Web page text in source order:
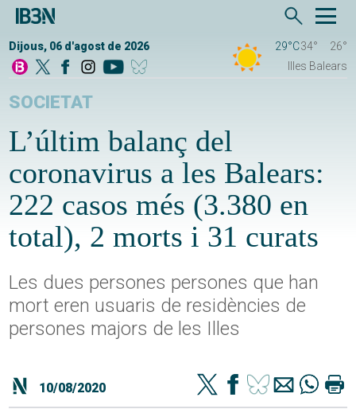
Dijous, 06 d'agost de 2026 29°C34°
26°
Illes Balears
SOCIETAT
L’últim balanç del
coronavirus a les Balears:
222 casos més (3.380 en
total), 2 morts i 31 curats
Les dues persones persones que han
mort eren usuaris de residències de
persones majors de les Illes
10/08/2020